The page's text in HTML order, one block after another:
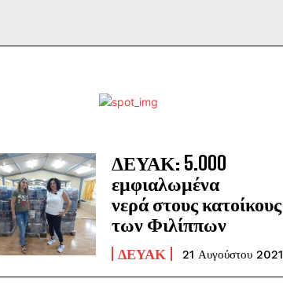
ΔΕΥΑΚ: 5.000
εμφιαλωμένα
νερά στους κατοίκους
των Φιλίππων
ΔΕΥΑΚ 21 Αυγούστου 2021